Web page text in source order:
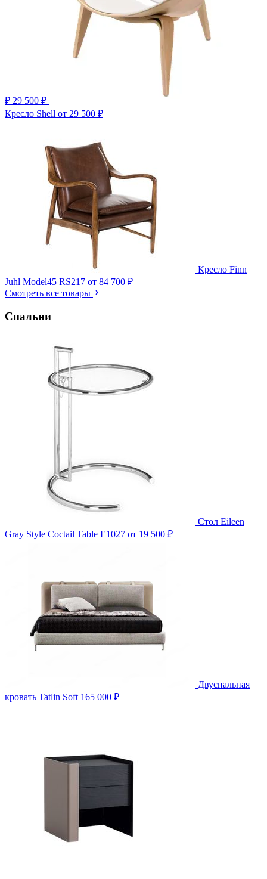
₽ 29 500 ₽
Кресло Shell от 29 500 ₽
Кресло Finn
Juhl Model45 RS217 от 84 700 ₽
Смотреть все товары
Спальни
Стол Eileen
Gray Style Coctail Table E1027 от 19 500 ₽
Двуспальная
кровать Tatlin Soft 165 000 ₽